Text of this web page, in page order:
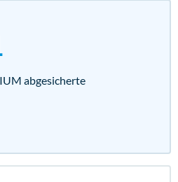
abgesicherte